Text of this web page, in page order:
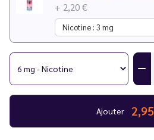
+ 2,20 €
Ajouter